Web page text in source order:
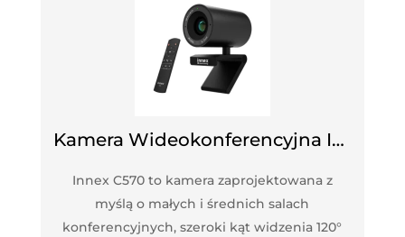
Kamera Wideokonferencyjna INNEX C570
Innex C570 to kamera zaprojektowana z
myślą o małych i średnich salach
konferencyjnych, szeroki kąt widzenia 120°